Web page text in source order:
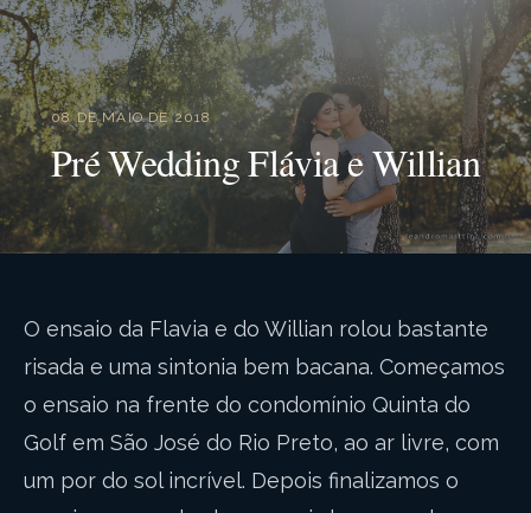
08 DE MAIO DE 2018
Pré Wedding Flávia e Willian
O ensaio da Flavia e do Willian rolou bastante
risada e uma sintonia bem bacana. Começamos
o ensaio na frente do condomínio Quinta do
Golf em São José do Rio Preto, ao ar livre, com
um por do sol incrível. Depois finalizamos o